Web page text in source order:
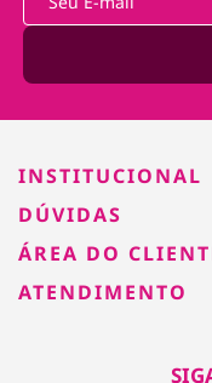
INSTITUCIONAL
DÚVIDAS
ÁREA DO
ATENDIMENTO